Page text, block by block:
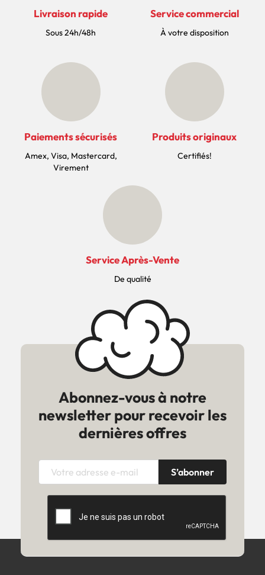
Livraison rapide
Sous 24h/48h
Service commercial
À votre disposition
Paiements sécurisés
Amex, Visa, Mastercard,
Virement
Produits originaux
Certifiés!
Service Après-Vente
De qualité
Abonnez-vous à notre
newsletter pour recevoir les
dernières offres